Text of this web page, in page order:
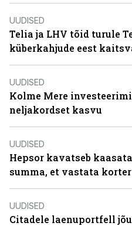
UUDISED
Telia ja LHV tõid turule
küberkahjude eest
UUDISED
Kolme Mere
neljakordset kasvu
UUDISED
Hepsor kavatseb
summa, et vastata
UUDISED
Citadele laenuportfell